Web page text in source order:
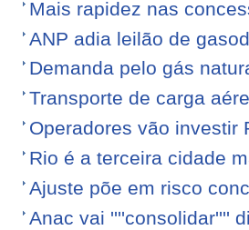
Mais rapidez nas
ANP adia leilão de
Demanda pelo gás
Transporte de carga
Operadores vão investir
Rio é a terceira cidade
Ajuste põe em risco
Anac vai ''''consolidar''''